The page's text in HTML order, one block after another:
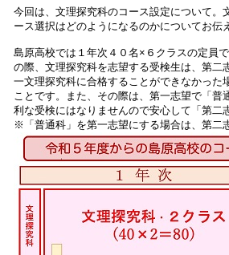
今回は、文理探究科のコース設定について。
ース選択はどのようになるのかについてお伝
島原高校では１年次４０名×６クラスの定員
の際、文理探究科を志望する受検生は、第
一文理探究科に合格することができなかった
ことです。また、その際は、第一志望で「
利な受検にはなりませんので安心して「第二
※「普通科」を第一志望にする場合は、第二